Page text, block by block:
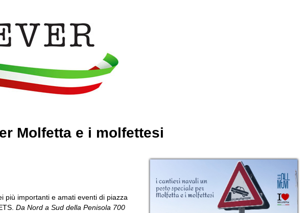
Molfetta e i molfettesi
più importanti e amati eventi di piazza
Da Nord a Sud della Penisola 700